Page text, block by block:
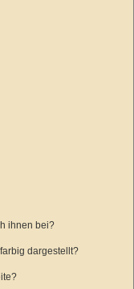
ihnen bei?
dargestellt?